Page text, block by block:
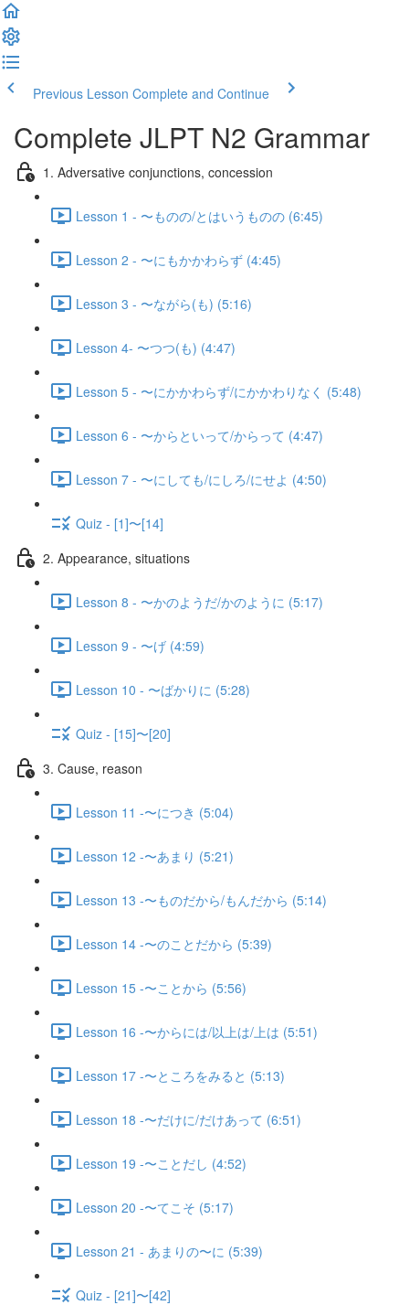
Previous Lesson Complete and Continue
Complete JLPT N2 Grammar
1. Adversative conjunctions, concession
Lesson 1 - 〜ものの/とはいうものの (6:45)
Lesson 2 - 〜にもかかわらず (4:45)
Lesson 3 - 〜ながら(も) (5:16)
Lesson 4- 〜つつ(も) (4:47)
Lesson 5 - 〜にかかわらず/にかかわりなく (5:48)
Lesson 6 - 〜からといって/からって (4:47)
Lesson 7 - 〜にしても/にしろ/にせよ (4:50)
Quiz - [1]〜[14]
2. Appearance, situations
Lesson 8 - 〜かのようだ/かのように (5:17)
Lesson 9 - 〜げ (4:59)
Lesson 10 - 〜ばかりに (5:28)
Quiz - [15]〜[20]
3. Cause, reason
Lesson 11 -〜につき (5:04)
Lesson 12 -〜あまり (5:21)
Lesson 13 -〜ものだから/もんだから (5:14)
Lesson 14 -〜のことだから (5:39)
Lesson 15 -〜ことから (5:56)
Lesson 16 -〜からには/以上は/上は (5:51)
Lesson 17 -〜ところをみると (5:13)
Lesson 18 -〜だけに/だけあって (6:51)
Lesson 19 -〜ことだし (4:52)
Lesson 20 -〜てこそ (5:17)
Lesson 21 - あまりの〜に (5:39)
Quiz - [21]〜[42]